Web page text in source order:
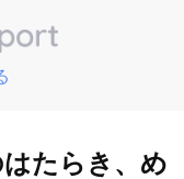
たらき、め